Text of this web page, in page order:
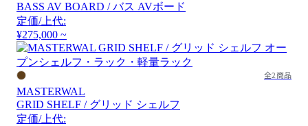
BASS AV BOARD / バス AVボード
定価/上代:
¥275,000 ~
全2商品
MASTERWAL
GRID SHELF / グリッド シェルフ
定価/上代: